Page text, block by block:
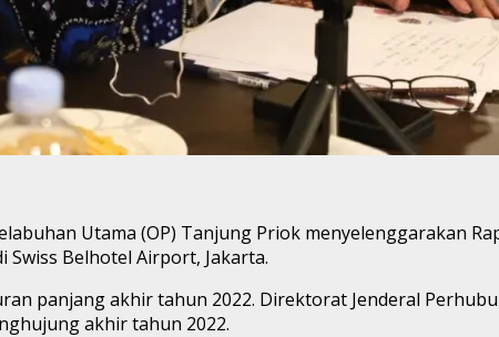
Utama (OP) Tanjung Priok menyelenggarakan
Swiss Belhotel Airport, Jakarta.
panjang akhir tahun 2022. Direktorat Jenderal
akhir tahun 2022.